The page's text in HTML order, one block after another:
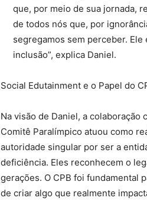
que, por meio de sua jornada,
de todos nós que, por
segregamos sem perceber.
inclusão”, explica Daniel.
Social Edutainment e o Papel do
Na visão de Daniel, a
Comitê Paralímpico atuou como
autoridade singular por ser a
deficiência. Eles reconhecem o
gerações. O CPB foi fundamental
de criar algo que realmente